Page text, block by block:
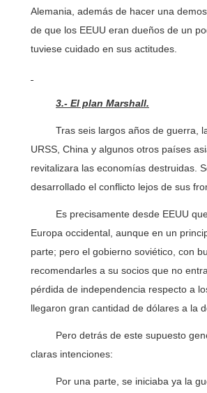
Alemania, además de hacer una
de que los EEUU eran dueños de un
tuviese cuidado en sus actitudes.
3.- El plan Marshall.
Tras seis largos años de guerra,
URSS, China y algunos otros países
revitalizara las economías destruidas.
desarrollado el conflicto lejos de sus
Es precisamente desde EEUU que
Europa occidental, aunque en un
parte; pero el gobierno soviético, con
recomendarles a su socios que no
pérdida de independencia respecto a
llegaron gran cantidad de dólares a la
Pero detrás de este supuesto
claras intenciones:
Por una parte, se iniciaba ya la